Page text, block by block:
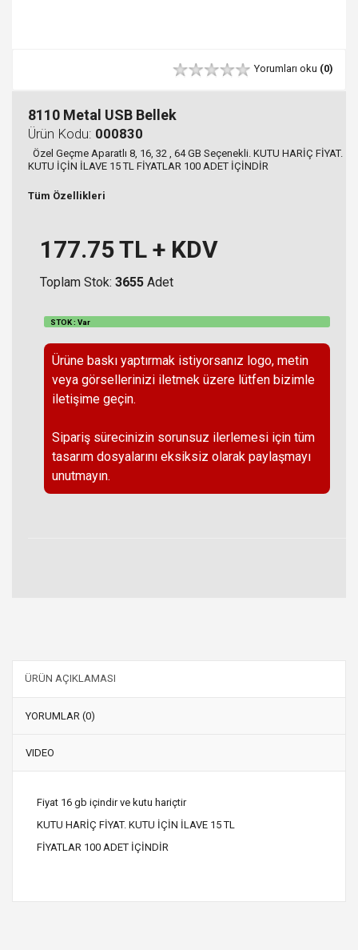
Yorumları oku (0)
8110 Metal USB Bellek
Ürün Kodu: 000830
Özel Geçme Aparatlı 8, 16, 32 , 64 GB Seçenekli. KUTU HARİÇ FİYAT.
KUTU İÇİN İLAVE 15 TL FİYATLAR 100 ADET İÇİNDİR
Tüm Özellikleri
177.75TL + KDV
Toplam Stok: 3655 Adet
STOK : Var
Ürüne baskı yaptırmak istiyorsanız logo, metin
veya görsellerinizi iletmek üzere lütfen bizimle
iletişime geçin.
Sipariş sürecinizin sorunsuz ilerlemesi için tüm
tasarım dosyalarını eksiksiz olarak paylaşmayı
unutmayın.
ÜRÜN AÇIKLAMASI
YORUMLAR (0)
VIDEO
Fiyat 16 gb içindir ve kutu hariçtir
KUTU HARİÇ FİYAT. KUTU İÇİN İLAVE 15 TL
FİYATLAR 100 ADET İÇİNDİR